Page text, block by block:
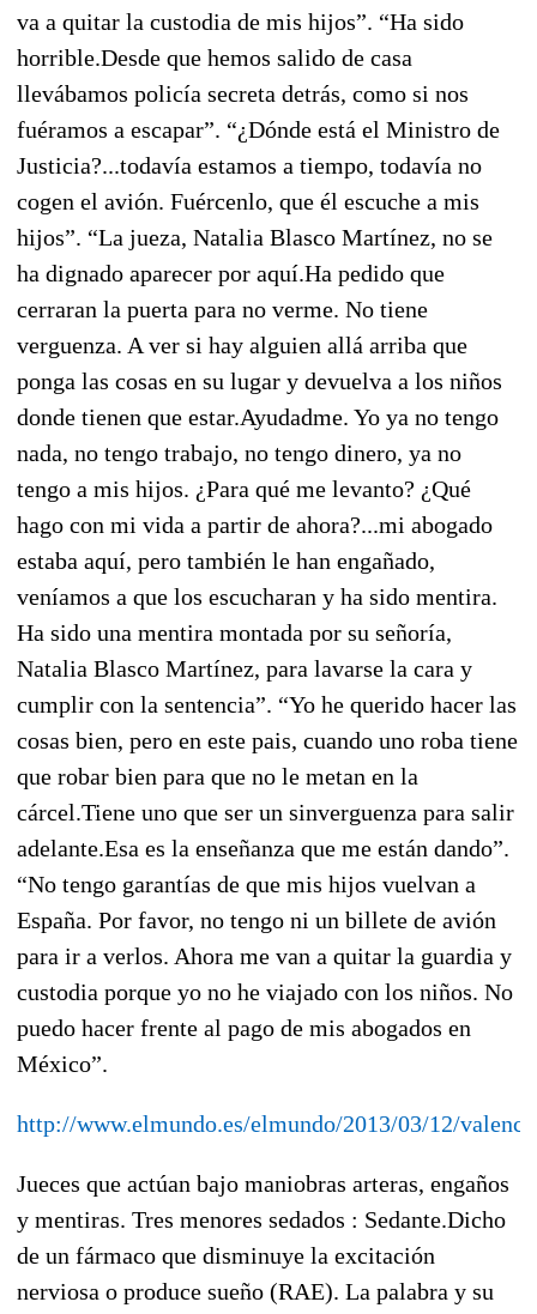
va a quitar la custodia de mis hijos”. “Ha sido
horrible.Desde que hemos salido de casa
llevábamos policía secreta detrás, como si nos
fuéramos a escapar”. “¿Dónde está el Ministro de
Justicia?...todavía estamos a tiempo, todavía no
cogen el avión. Fuércenlo, que él escuche a mis
hijos”. “La jueza, Natalia Blasco Martínez, no se
ha dignado aparecer por aquí.Ha pedido que
cerraran la puerta para no verme. No tiene
verguenza. A ver si hay alguien allá arriba que
ponga las cosas en su lugar y devuelva a los niños
donde tienen que estar.Ayudadme. Yo ya no tengo
nada, no tengo trabajo, no tengo dinero, ya no
tengo a mis hijos. ¿Para qué me levanto? ¿Qué
hago con mi vida a partir de ahora?...mi abogado
estaba aquí, pero también le han engañado,
veníamos a que los escucharan y ha sido mentira.
Ha sido una mentira montada por su señoría,
Natalia Blasco Martínez, para lavarse la cara y
cumplir con la sentencia”. “Yo he querido hacer las
cosas bien, pero en este pais, cuando uno roba tiene
que robar bien para que no le metan en la
cárcel.Tiene uno que ser un sinverguenza para salir
adelante.Esa es la enseñanza que me están dando”.
“No tengo garantías de que mis hijos vuelvan a
España. Por favor, no tengo ni un billete de avión
para ir a verlos. Ahora me van a quitar la guardia y
custodia porque yo no he viajado con los niños. No
puedo hacer frente al pago de mis abogados en
México”.
http://www.elmundo.es/elmundo/2013/03/12/
Jueces que actúan bajo maniobras arteras, engaños
y mentiras. Tres menores sedados : Sedante.Dicho
de un fármaco que disminuye la excitación
nerviosa o produce sueño (RAE). La palabra y su